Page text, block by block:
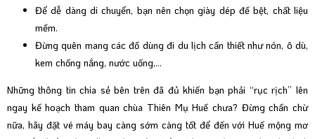
Để dễ dàng di chuyển, bạn nên chọn giày dép đế bệt, chất liệu
mềm.
Đừng quên mang các đồ dùng đi du lịch cần thiết như nón, ô dù,
kem chống nắng, nước uống,...
Những thông tin chia sẻ bên trên đã đủ khiến bạn phải “rục rịch” lên
ngay kế hoạch tham quan chùa Thiên Mụ Huế chưa? Đừng chần chừ
nữa, hãy đặt vé máy bay càng sớm càng tốt để đến với Huế mộng mơ